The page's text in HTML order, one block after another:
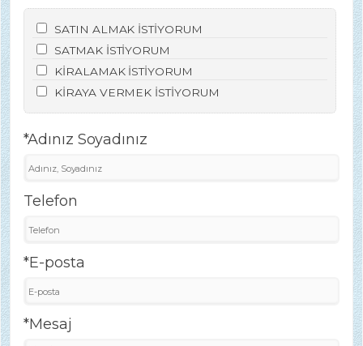
SATIN ALMAK İSTİYORUM
SATMAK İSTİYORUM
KİRALAMAK İSTİYORUM
KİRAYA VERMEK İSTİYORUM
*Adınız Soyadınız
Telefon
*E-posta
*Mesaj